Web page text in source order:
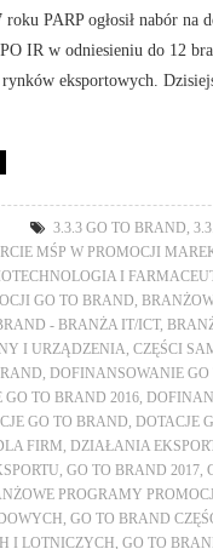
roku PARP ogłosił nabór na
IR w odniesieniu do 12
eksportowych.
3.3.3 GO TO BRAND ,
MŚP W PROMOCJI
I
GO TO BRAND ,
- BRANŻA IT/ICT,
I URZĄDZENIA ,CZĘŚCI
,DOFINANSOWANIE GO
TO BRAND 2016 ,
GO TO BRAND ,DOTACJE
FIRM ,DZIAŁANIA
,GO TO BRAND 2017 ,
PROGRAMY PROMOCJI
,GO TO BRAND
I LOTNICZYCH ,GO TO